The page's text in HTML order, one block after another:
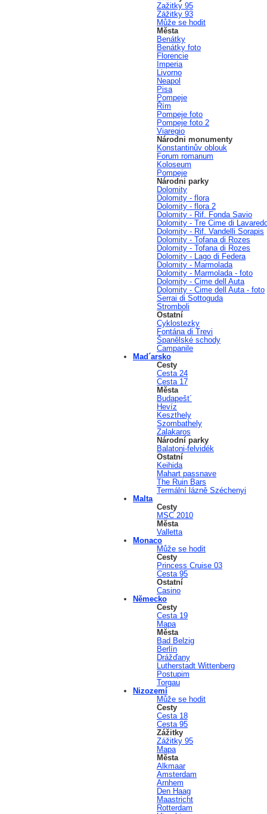
Zažitky 95
Zážitky 93
Může se hodit
Města
Benátky
Benátky foto
Florencie
Imperia
Livorno
Neapol
Pisa
Pompeje
Řím
Pompeje foto
Pompeje foto 2
Viaregio
Národni monumenty
Konstantinův oblouk
Forum romanum
Koloseum
Pompeje
Národni parky
Dolomity
Dolomity - flora
Dolomity - flora 2
Dolomity - Rif. Fonda Savio
Dolomity - Tre Cime di
Dolomity - Rif. Vandelli Sorapis
Dolomity - Tofana di Rozes
Dolomity - Tofana di Rozes
Dolomity - Lago di Federa
Dolomity - Marmolada
Dolomity - Marmolada - foto
Dolomity - Cime dell Auta
Dolomity - Cime dell Auta - foto
Serrai di Sottoguda
Stromboli
Ostatní
Cyklostezky
Fontána di Trevi
Španělské schody
Campanile
Mad´arsko
Cesty
Cesta 24
Cesta 17
Města
Budapešt´
Hevíz
Keszthely
Szombathely
Zalakaros
Národní parky
Balatoni-felvidék
Ostatní
Keihida
Mahart passnave
The Ruin Bars
Termální lázně Széchenyi
Malta
Cesty
MSC 2010
Města
Valletta
Monaco
Může se hodit
Cesty
Princess Cruise 03
Cesta 95
Ostatní
Casino
Německo
Cesty
Cesta 19
Mapa
Města
Bad Belzig
Berlín
Drážďany
Lutherstadt Wittenberg
Postupim
Torgau
Nizozemí
Může se hodit
Cesty
Cesta 18
Cesta 95
Zážitky
Zážitky 95
Mapa
Města
Alkmaar
Amsterdam
Arnhem
Den Haag
Maastricht
Rotterdam